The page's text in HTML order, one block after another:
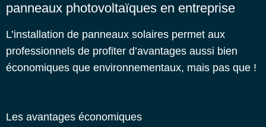
panneaux photovoltaïques en entreprise
L’installation de panneaux solaires permet aux
professionnels de profiter d’avantages aussi bien
économiques que environnementaux, mais pas que !
Les avantages économiques